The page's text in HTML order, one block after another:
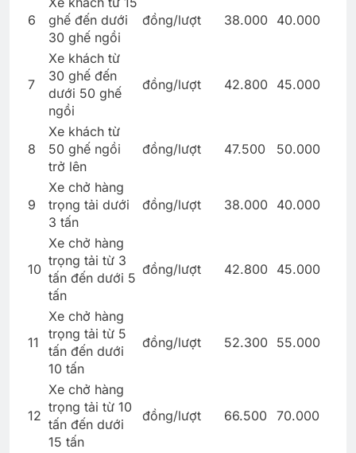
6
ghế đến dưới
30 ghế ngồi
đồng/lượt 38.000 40.000
7
Xe khách từ
30 ghế đến
dưới 50 ghế
ngồi
đồng/lượt 42.800 45.000
8
Xe khách từ
50 ghế ngồi
trở lên
đồng/lượt 47.500 50.000
9
Xe chở hàng
trọng tải dưới
3 tấn
đồng/lượt 38.000 40.000
10
Xe chở hàng
trọng tải từ 3
tấn đến dưới 5
tấn
đồng/lượt 42.800 45.000
11
Xe chở hàng
trọng tải từ 5
tấn đến dưới
10 tấn
đồng/lượt 52.300 55.000
12
Xe chở hàng
trọng tải từ 10
tấn đến dưới
15 tấn
đồng/lượt 66.500 70.000